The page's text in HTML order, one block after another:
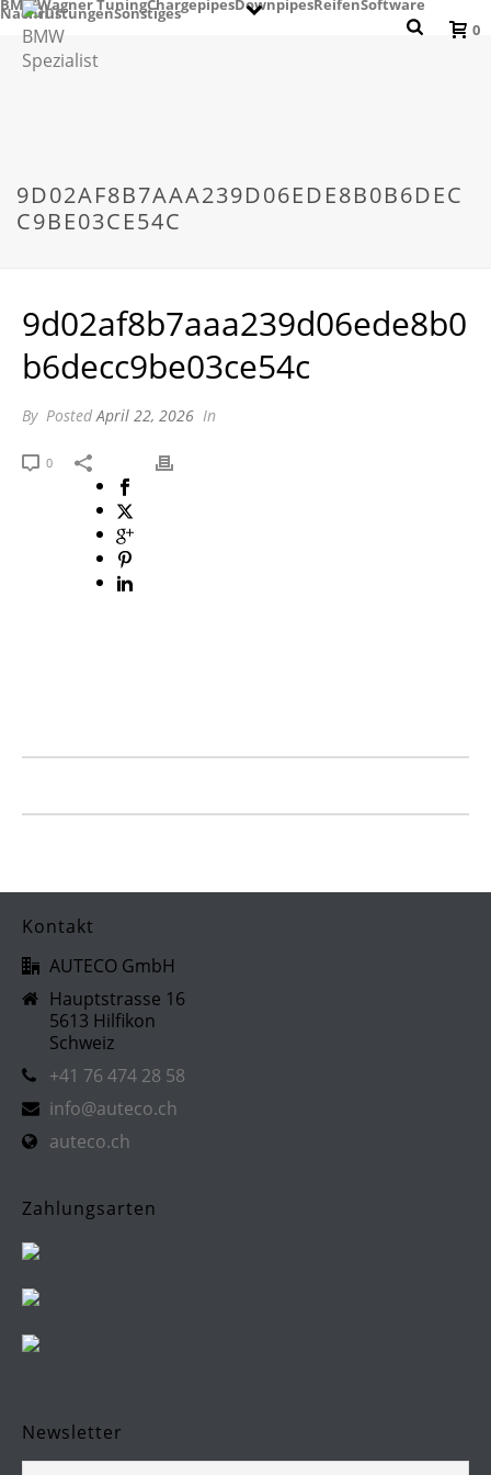
BMWWagner TuningChargepipesDownpipesReifenSoftware
NachrüstungenSonstiges
0
9D02AF8B7AAA239D06EDE8B0B6DEC
C9BE03CE54C
9d02af8b7aaa239d06ede8b0
b6decc9be03ce54c
By PostedApril 22, 2026 In
0
Kontakt
AUTECO GmbH
Hauptstrasse 16
5613 Hilfikon
Schweiz
+41 76 474 28 58
info@auteco.ch
auteco.ch
Zahlungsarten
Newsletter